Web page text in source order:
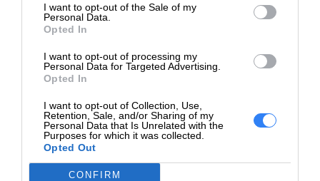
I want to opt-out of the Sale of my
Personal Data.
Opted In
I want to opt-out of processing my
Personal Data for Targeted Advertising.
Opted In
I want to opt-out of Collection, Use,
Retention, Sale, and/or Sharing of my
Personal Data that Is Unrelated with the
Purposes for which it was collected.
Opted Out
CONFIRM